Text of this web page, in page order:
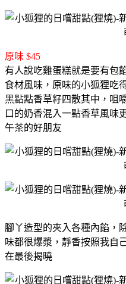
原味 $45
有人說吃雞蛋糕就是要有包
食材風味， 原味的小狐狸吃
黑點點香草籽四散其中， 咀
口的奶香混入一點香草風味
午茶的好朋友
腳丫造型的夾入各種內餡，
味都很爆漿，靜香按照我自
在最後揭曉